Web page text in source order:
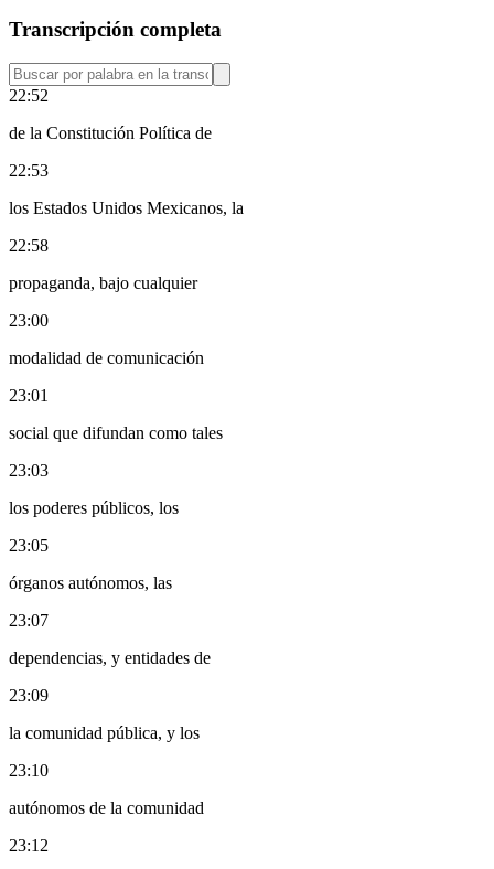
Transcripción completa
22:52
de la Constitución Política de
22:53
los Estados Unidos Mexicanos, la
22:58
propaganda, bajo cualquier
23:00
modalidad de comunicación
23:01
social que difundan como tales
23:03
los poderes públicos, los
23:05
órganos autónomos, las
23:07
dependencias, y entidades de
23:09
la comunidad pública, y los
23:10
autónomos de la comunidad
23:12